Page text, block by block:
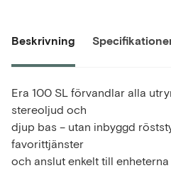
Beskrivning
Era 100 SL förvandlar alla
stereoljud och
djup bas – utan inbyggd
favorittjänster
och anslut enkelt till enheterna